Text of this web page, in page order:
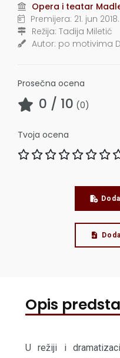
Opera i teatar
Premijera: 21. jun 2018.
Režija: Tadija Miletić
Autor: po motivima
Prosečna ocena
0 / 10 (0)
Tvoja ocena
Opis
U režiji i